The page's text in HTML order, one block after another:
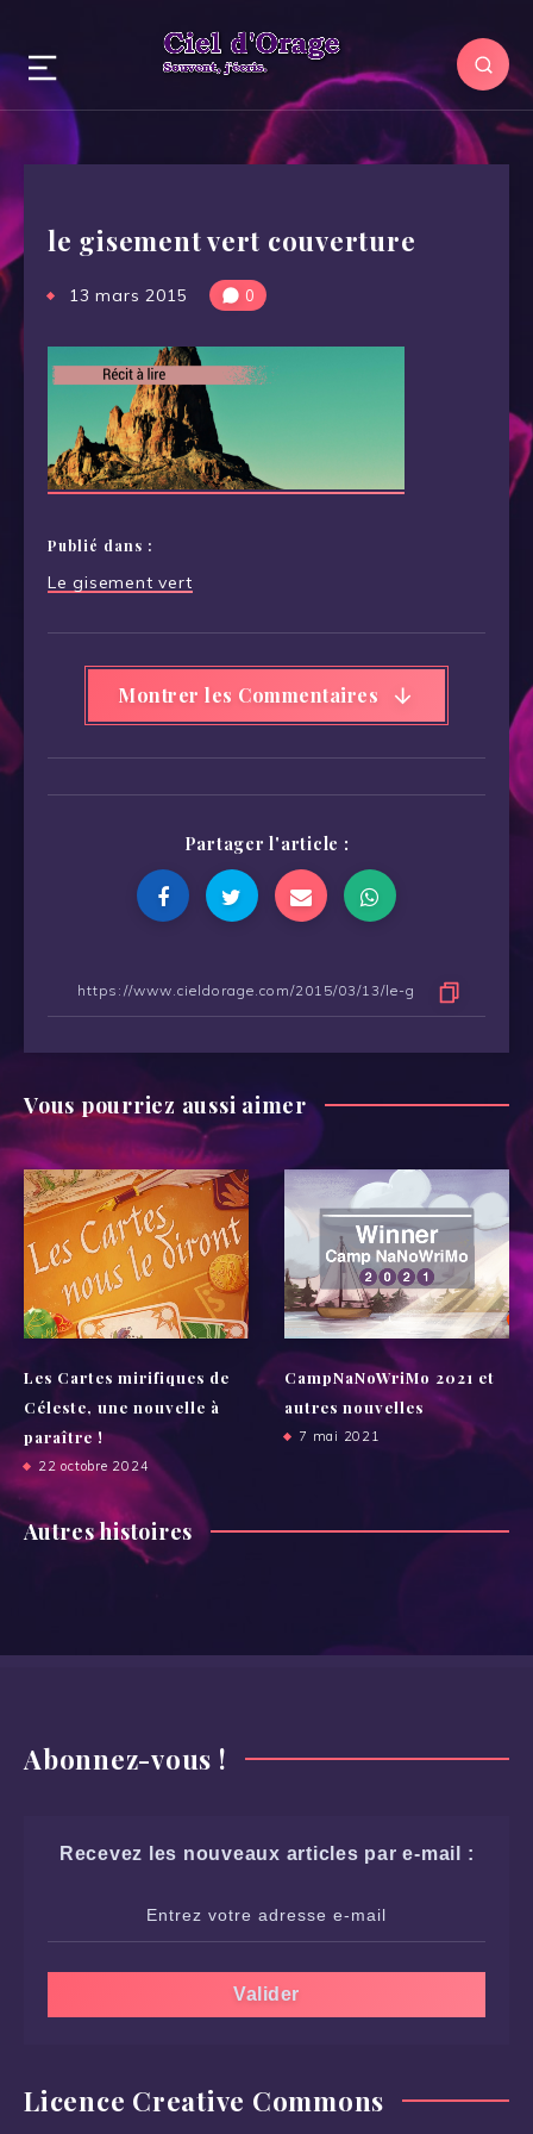
le gisement vert couverture
13 mars 2015 0
Publié dans :
Navigation
Le gisement vert
Montrer les Commentaires
Partager l'article :
Vous pourriez aussi aimer
Les Cartes mirifiques de
Céleste, une nouvelle à
paraître !
22 octobre 2024
CampNaNoWriMo 2021 et
autres nouvelles
7 mai 2021
Autres histoires
Abonnez-vous !
Recevez les nouveaux articles par e-mail :
Licence Creative Commons